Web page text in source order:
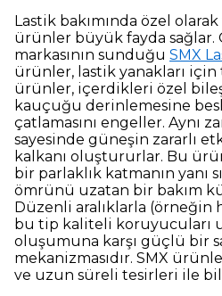
Lastik bakımında özel
ürünler büyük fayda sağlar.
markasının sunduğu SMX
ürünler, lastik yanakları için
ürünler, içerdikleri özel
kauçuğu derinlemesine
çatlamasını engeller. Aynı
sayesinde güneşin zararlı
kalkanı oluştururlar. Bu
bir parlaklık katmanın yanı
ömrünü uzatan bir bakım
Düzenli aralıklarla (örneğin
bu tip kaliteli koruyucuları
oluşumuna karşı güçlü bir
mekanizmasıdır. SMX
ve uzun süreli tesirleri ile